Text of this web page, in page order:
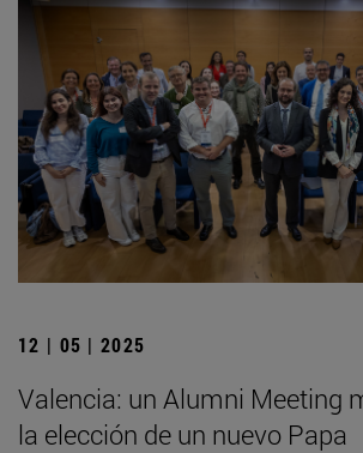
12 | 05 | 2025
Valencia: un Alumni Meeting
la elección de un nuevo Papa